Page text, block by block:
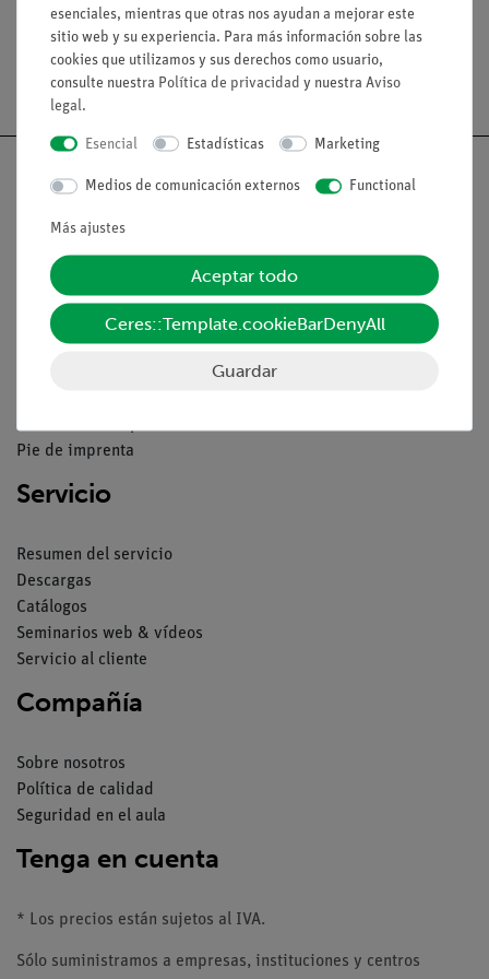
Envío gratuito a partir de 300,- €.
Aviso lega
Pie de imprenta
Servicio
Resumen del servicio
Descargas
Catálogos
Seminarios web & vídeos
Servicio al cliente
Compañía
Sobre nosotros
Política de calidad
Seguridad en el aula
Tenga en cuenta
* Los precios están sujetos al IVA.
Sólo suministramos a empresas, instituciones y centros
esenciales, mientras que otras nos ayudan a mejorar este
sitio web y su experiencia. Para más información sobre las
cookies que utilizamos y sus derechos como usuario,
consulte nuestra Política de privacidad y nuestra Aviso
legal.
Esencial Estadísticas Marketing
Medios de comunicación externos Functional
Más ajustes
Aceptar todo
Ceres::Template.cookieBarDenyAll
Guardar